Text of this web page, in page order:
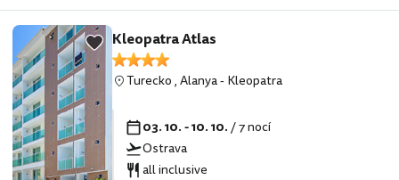
Kleopatra Atlas
Turecko,Alanya-Kleopatra
03. 10. - 10. 10./ 7 nocí
Ostrava
all inclusive